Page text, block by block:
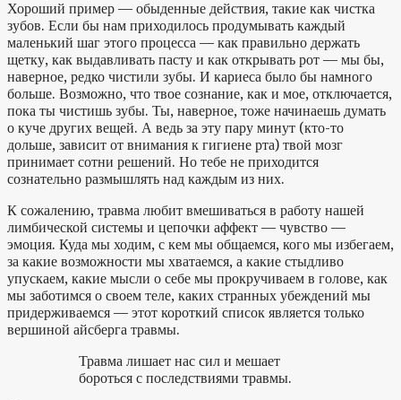
Хороший пример — обыденные действия, такие как чистка
зубов. Если бы нам приходилось продумывать каждый
маленький шаг этого процесса — как правильно держать
щетку, как выдавливать пасту и как открывать рот — мы бы,
наверное, редко чистили зубы. И кариеса было бы намного
больше. Возможно, что твое сознание, как и мое, отключается,
пока ты чистишь зубы. Ты, наверное, тоже начинаешь думать
о куче других вещей. А ведь за эту пару минут (кто-то
дольше, зависит от внимания к гигиене рта) твой мозг
принимает сотни решений. Но тебе не приходится
сознательно размышлять над каждым из них.
К сожалению, травма любит вмешиваться в работу нашей
лимбической системы и цепочки аффект — чувство —
эмоция. Куда мы ходим, с кем мы общаемся, кого мы избегаем,
за какие возможности мы хватаемся, а какие стыдливо
упускаем, какие мысли о себе мы прокручиваем в голове, как
мы заботимся о своем теле, каких странных убеждений мы
придерживаемся — этот короткий список является только
вершиной айсберга травмы.
Травма лишает нас сил и мешает
бороться с последствиями травмы.